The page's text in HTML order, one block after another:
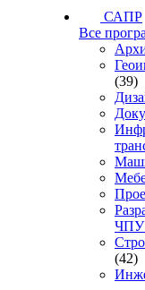
САПР
Все
(39)
ЧПУ
(42)